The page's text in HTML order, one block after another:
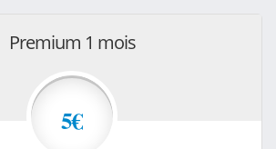
Premium 1 mois
5€